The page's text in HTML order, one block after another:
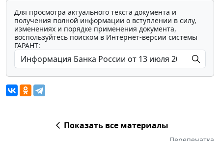
Для просмотра актуального текста документа и
получения полной информации о вступлении в силу,
изменениях и порядке применения документа,
воспользуйтесь поиском в Интернет-версии системы
ГАРАНТ:
Показать все материалы